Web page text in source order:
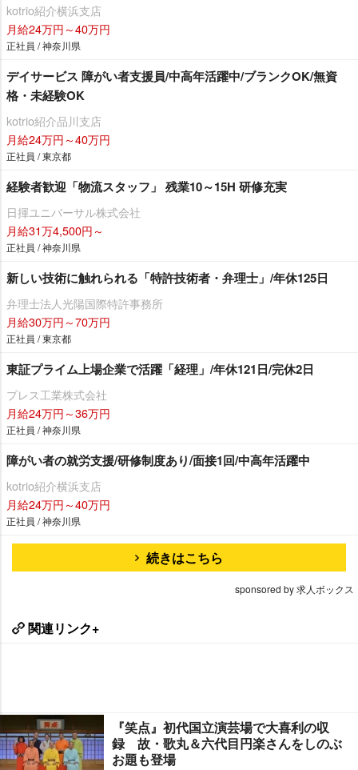
kotrio紹介横浜支店
月給24万円～40万円
正社員 / 神奈川県
デイサービス 障がい者支援員/中高年活躍中/ブランクOK/無資
格・未経験OK
kotrio紹介品川支店
月給24万円～40万円
正社員 / 東京都
経験者歓迎「物流スタッフ」 残業10～15H 研修充実
日揮ユニバーサル株式会社
月給31万4,500円～
正社員 / 神奈川県
新しい技術に触れられる「特許技術者・弁理士」/年休125日
弁理士法人光陽国際特許事務所
月給30万円～70万円
正社員 / 東京都
東証プライム上場企業で活躍「経理」/年休121日/完休2日
プレス工業株式会社
月給24万円～36万円
正社員 / 神奈川県
障がい者の就労支援/研修制度あり/面接1回/中高年活躍中
kotrio紹介横浜支店
月給24万円～40万円
正社員 / 神奈川県
続きはこちら
sponsored by 求人ボックス
関連リンク+
『笑点』初代国立演芸場で大喜利の収
録 故・歌丸＆六代目円楽さんをしのぶ
お題も登場